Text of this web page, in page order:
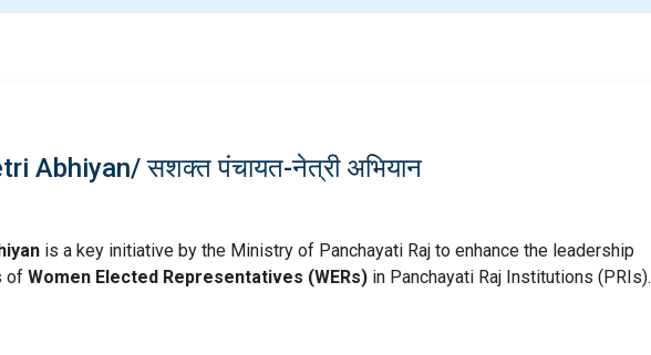
Abhiyan/ सशक्त पंचायत-नेत्री अभियान
is a key initiative by the Ministry of Panchayati Raj to enhance the leadership
of Women Elected Representatives (WERs) in Panchayati Raj Institutions (PRIs).